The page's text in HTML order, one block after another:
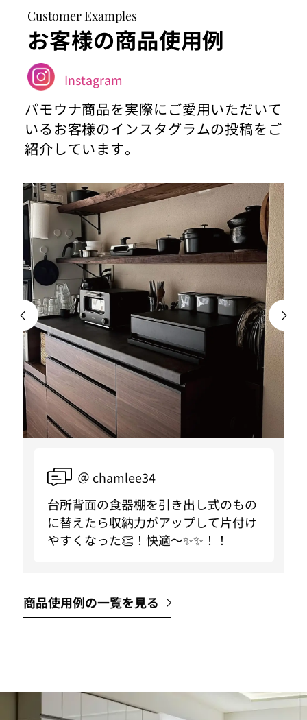
Customer Examples
お客様の商品使用例
Instagram
パモウナ商品を実際にご愛用いただいて
いるお客様のインスタグラムの投稿をご
紹介しています。
＠ chamlee34
台所背面の食器棚を引き出し式のもの
に替えたら収納力がアップして片付け
やすくなった👏！快適〜✨✨！！
商品使用例の一覧を見る